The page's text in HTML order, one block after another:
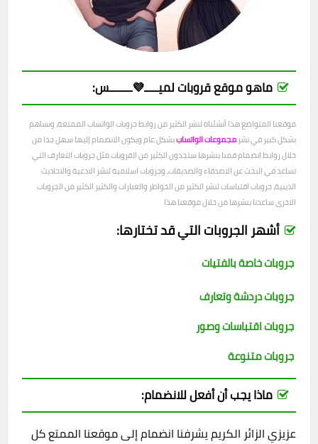
ماهو موقع قروبات لميـــــ💜ــــــــس:
موقعنا المتواضع هذا أنشئناه لنشر الكثير من روابط جروبات الواتساب الممتعة، ونساهم
بشكل كبير في نشر مجموعات الواتساببشكل عام ويكون الانضمام إليها سهل جدا من
خلال روابط انضمام قمنا بنشرها ستجدون الكثير من القروبات مثل جروبات التعارف التي
تساعد في البحث عن الاصدقاء والصديقات، وجروبات اسلامية لنشر الادعية والاحاديث
الدينية، جروبات اقتباسات لنشر الكثير من الخواطر والعبارات والكثير الكثير من الجروبات
الاخرى ساعدنا بنشرها من خلال موقعنا هذا
أشهر الجروبات التي قد تختارها:
جروبات خاصة بالفتيات
جروبات دردشة وتعارف
جروبات اقتباسات وصور
جروبات متنوعة
ماذا يجب أن أفعل للانضمام:
عزيزي الزائر الكريم يشرفنا انضمام إلى موقعنا الممتع كل